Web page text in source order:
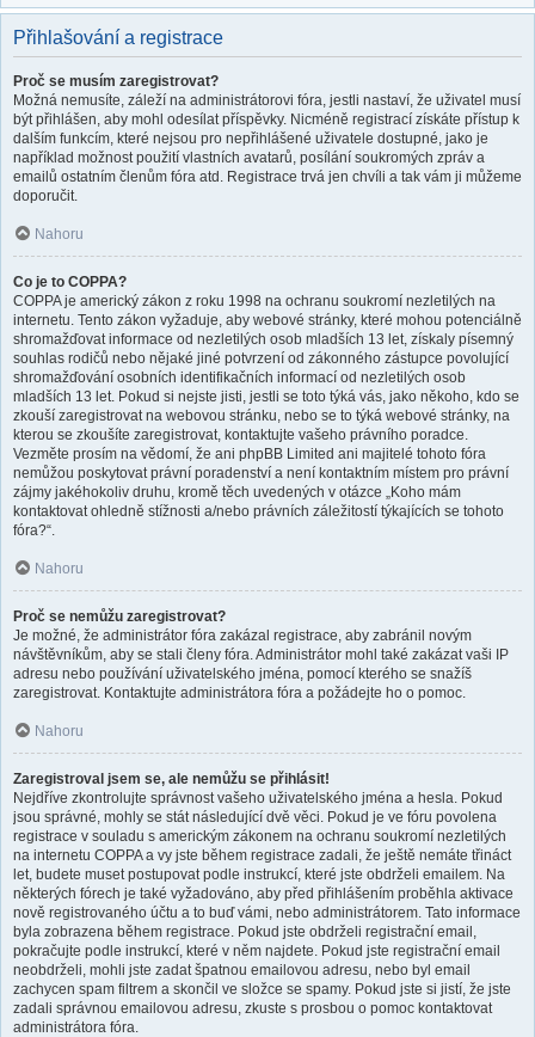
Přihlašování a registrace
Proč se musím zaregistrovat?
Možná nemusíte, záleží na administrátorovi fóra, jestli nastaví, že uživatel musí
být přihlášen, aby mohl odesílat příspěvky. Nicméně registrací získáte přístup k
dalším funkcím, které nejsou pro nepřihlášené uživatele dostupné, jako je
například možnost použití vlastních avatarů, posílání soukromých zpráv a
emailů ostatním členům fóra atd. Registrace trvá jen chvíli a tak vám ji můžeme
doporučit.
Nahoru
Co je to COPPA?
COPPA je americký zákon z roku 1998 na ochranu soukromí nezletilých na
internetu. Tento zákon vyžaduje, aby webové stránky, které mohou potenciálně
shromažďovat informace od nezletilých osob mladších 13 let, získaly písemný
souhlas rodičů nebo nějaké jiné potvrzení od zákonného zástupce povolující
shromažďování osobních identifikačních informací od nezletilých osob
mladších 13 let. Pokud si nejste jisti, jestli se toto týká vás, jako někoho, kdo se
zkouší zaregistrovat na webovou stránku, nebo se to týká webové stránky, na
kterou se zkoušíte zaregistrovat, kontaktujte vašeho právního poradce.
Vezměte prosím na vědomí, že ani phpBB Limited ani majitelé tohoto fóra
nemůžou poskytovat právní poradenství a není kontaktním místem pro právní
zájmy jakéhokoliv druhu, kromě těch uvedených v otázce „Koho mám
kontaktovat ohledně stížnosti a/nebo právních záležitostí týkajících se tohoto
fóra?“.
Nahoru
Proč se nemůžu zaregistrovat?
Je možné, že administrátor fóra zakázal registrace, aby zabránil novým
návštěvníkům, aby se stali členy fóra. Administrátor mohl také zakázat vaši IP
adresu nebo používání uživatelského jména, pomocí kterého se snažíš
zaregistrovat. Kontaktujte administrátora fóra a požádejte ho o pomoc.
Nahoru
Zaregistroval jsem se, ale nemůžu se přihlásit!
Nejdříve zkontrolujte správnost vašeho uživatelského jména a hesla. Pokud
jsou správné, mohly se stát následující dvě věci. Pokud je ve fóru povolena
registrace v souladu s americkým zákonem na ochranu soukromí nezletilých
na internetu COPPA a vy jste během registrace zadali, že ještě nemáte třináct
let, budete muset postupovat podle instrukcí, které jste obdrželi emailem. Na
některých fórech je také vyžadováno, aby před přihlášením proběhla aktivace
nově registrovaného účtu a to buď vámi, nebo administrátorem. Tato informace
byla zobrazena během registrace. Pokud jste obdrželi registrační email,
pokračujte podle instrukcí, které v něm najdete. Pokud jste registrační email
neobdrželi, mohli jste zadat špatnou emailovou adresu, nebo byl email
zachycen spam filtrem a skončil ve složce se spamy. Pokud jste si jistí, že jste
zadali správnou emailovou adresu, zkuste s prosbou o pomoc kontaktovat
administrátora fóra.